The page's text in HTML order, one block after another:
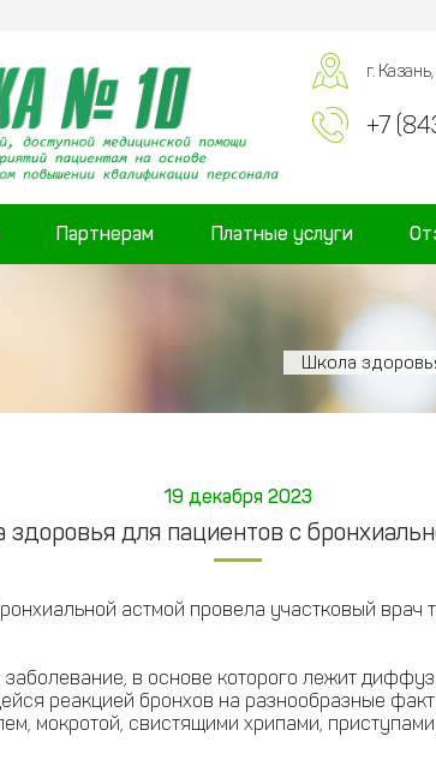
г.
+7
Партнерам Платные услуги
Школа
19 декабря 2023
для пациентов с
астмой провела участковый врач
в основе которого лежит
реакцией бронхов на разнообразные
мокротой, свистящими хрипами,